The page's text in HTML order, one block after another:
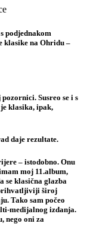
podjednakom
klasike na Ohridu –
Susreo se i s
klasika, ipak,
daje rezultate.
– istodobno. Onu
moj 11.album,
se klasična glazba
široj
Tako sam počeo
medijalnog izdanja.
nego oni za